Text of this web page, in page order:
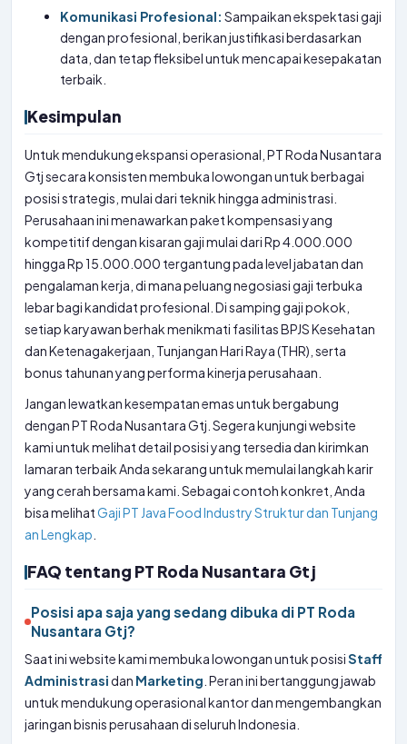
Komunikasi Profesional: Sampaikan ekspektasi gaji
dengan profesional, berikan justifikasi berdasarkan
data, dan tetap fleksibel untuk mencapai kesepakatan
terbaik.
Kesimpulan
Untuk mendukung ekspansi operasional, PT Roda Nusantara
Gtj secara konsisten membuka lowongan untuk berbagai
posisi strategis, mulai dari teknik hingga administrasi.
Perusahaan ini menawarkan paket kompensasi yang
kompetitif dengan kisaran gaji mulai dari Rp 4.000.000
hingga Rp 15.000.000 tergantung pada level jabatan dan
pengalaman kerja, di mana peluang negosiasi gaji terbuka
lebar bagi kandidat profesional. Di samping gaji pokok,
setiap karyawan berhak menikmati fasilitas BPJS Kesehatan
dan Ketenagakerjaan, Tunjangan Hari Raya (THR), serta
bonus tahunan yang performa kinerja perusahaan.
Jangan lewatkan kesempatan emas untuk bergabung
dengan PT Roda Nusantara Gtj. Segera kunjungi website
kami untuk melihat detail posisi yang tersedia dan kirimkan
lamaran terbaik Anda sekarang untuk memulai langkah karir
yang cerah bersama kami. Sebagai contoh konkret, Anda
bisa melihatGaji PT Java Food Industry Struktur dan Tunjang
an Lengkap
FAQ tentang PT Roda Nusantara Gtj
Posisi apa saja yang sedang dibuka di PT Roda
Nusantara Gtj?
Saat ini website kami membuka lowongan untuk posisiStaff
Administrasidan Marketing . Peran ini bertanggung jawab
untuk mendukung operasional kantor dan mengembangkan
jaringan bisnis perusahaan di seluruh Indonesia.